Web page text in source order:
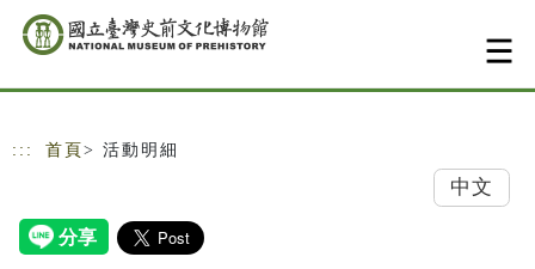
跳到主要內容
網站導覽
::: 首頁 > 活動明細
中文